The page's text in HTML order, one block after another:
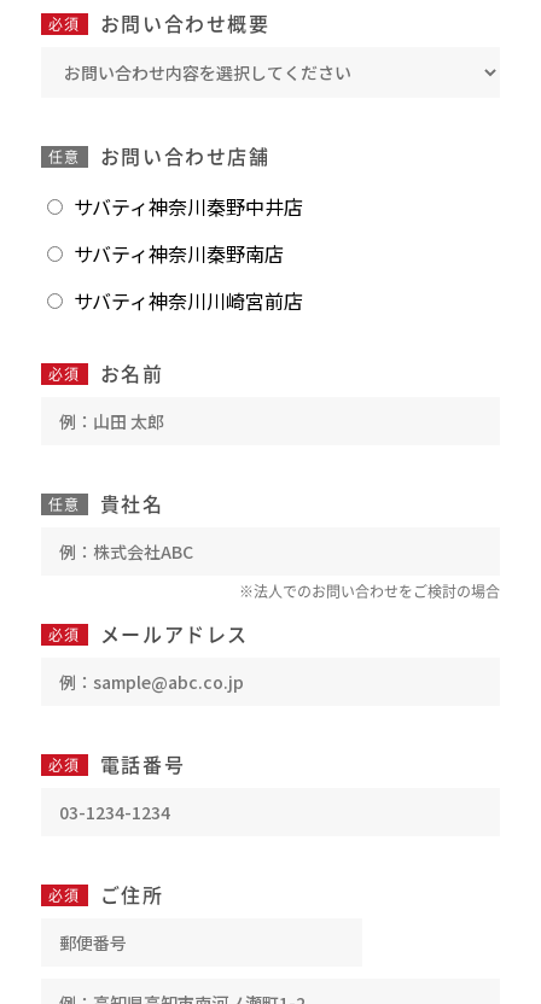
お問い合わせ概要
必須
お問い合わせ店舗
任意
サバティ神奈川秦野中井店
サバティ神奈川秦野南店
サバティ神奈川川崎宮前店
お名前
必須
貴社名
任意
※法人でのお問い合わせをご検討の場合
メールアドレス
必須
電話番号
必須
ご住所
必須